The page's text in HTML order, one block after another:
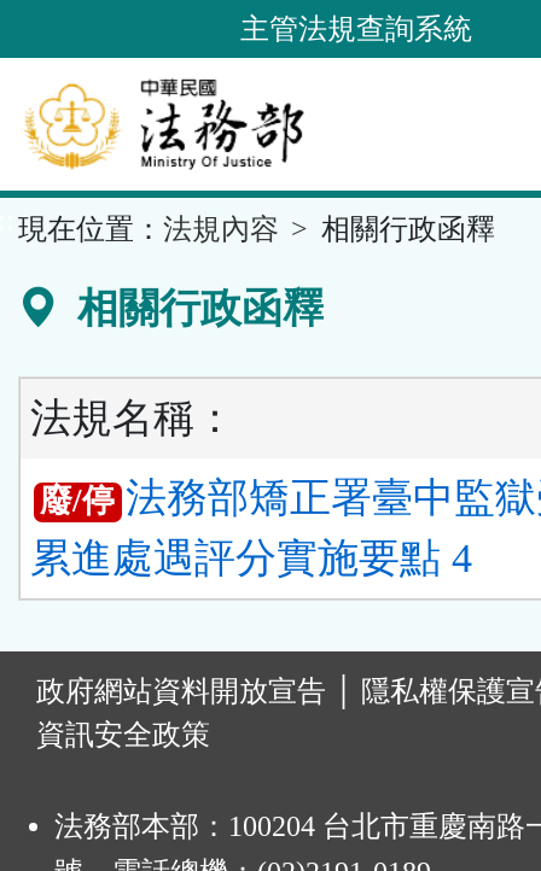
到
要
內
容
區
主管法規查詢系統
現在位置： 法規內容 相關行政函釋
相關行政函釋
法規名稱：
廢/停 法務部矯正署臺中監
累進處遇評分實施要點 4
政府網站資料開放宣告
隱私權保護
資訊安全政策
法務部本部：100204 台北市重慶南路